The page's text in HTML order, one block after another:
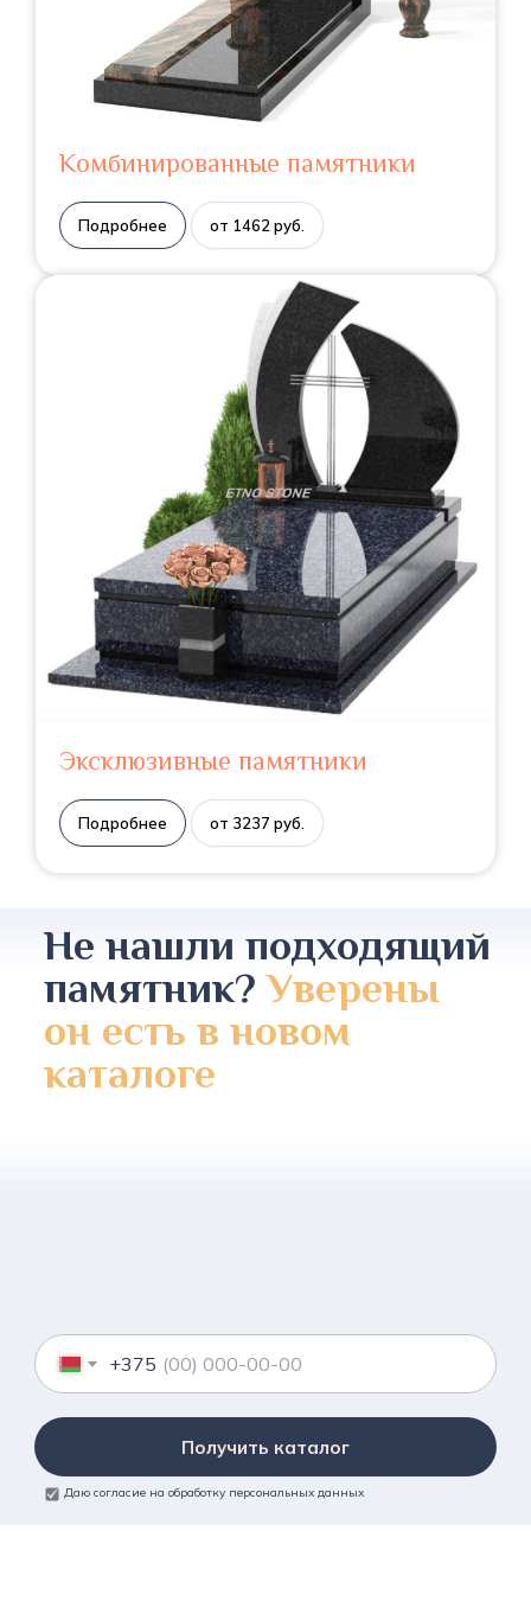
Комбинированные памятники
Подробнее от 1462 руб.
Эксклюзивные памятники
Подробнее от 3237 руб.
Не нашли подходящий
памятник?Уверены
он есть в новом
каталоге
+375
Получить каталог
Даю согласие на обработку персональных данных